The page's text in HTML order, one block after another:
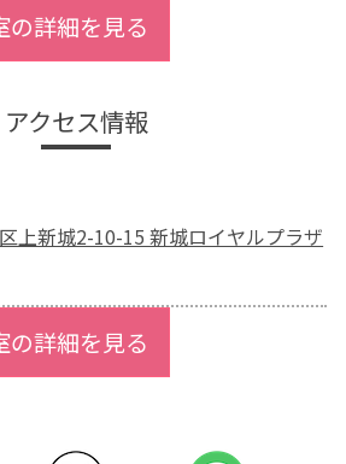
の詳細を見る
アクセス情報
上新城2-10-15 新城ロイヤルプラザ
の詳細を見る